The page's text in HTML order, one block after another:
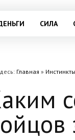
СИЛА
Главная » Инстинкты